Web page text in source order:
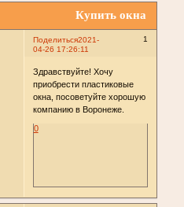
Купить окна
Поделиться 1
2021-
04-26 17:26:11
Здравствуйте! Хочу
приобрести пластиковые
окна, посоветуйте хорошую
компанию в Воронеже.
0